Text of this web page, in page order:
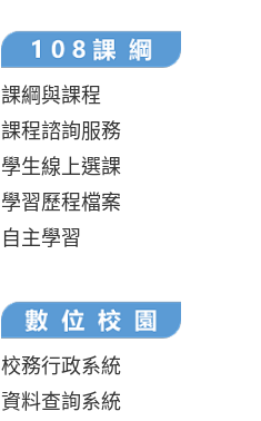
課綱與課程
課程諮詢服務
學生線上選課
學習歷程檔案
自主學習
校務行政系統
資料查詢系統